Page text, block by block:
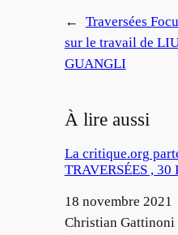
←
Traversées
sur le travail de
GUANGLI
À lire aussi
La critique.org
TRAVERSÉES , 30
Date
18 novembre 2021
Auteur
Christian Gattinoni